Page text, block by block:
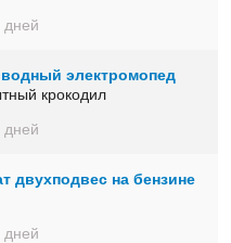
дней
электромопед
крокодил
дней
двухподвес на бензине
дней